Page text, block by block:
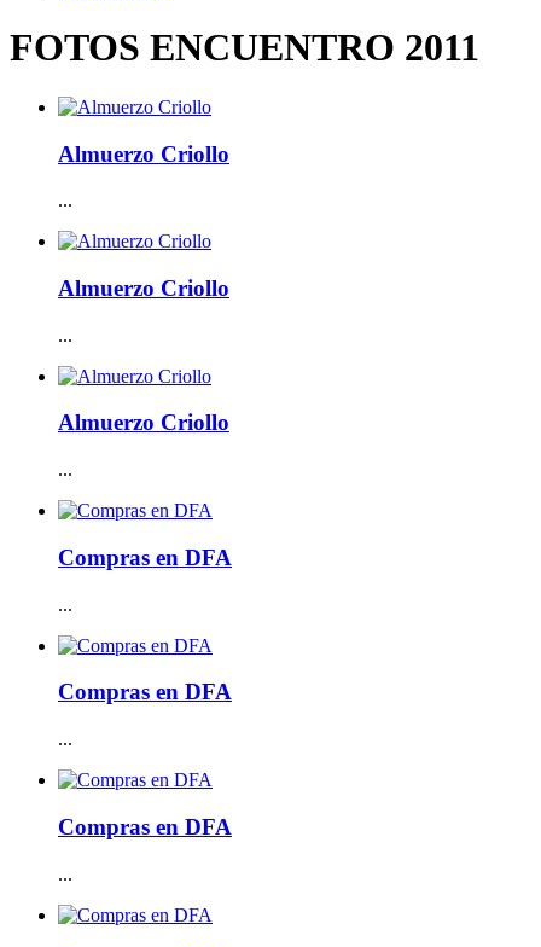
FOTOS ENCUENTRO 2011
Almuerzo Criollo
...
Almuerzo Criollo
...
Almuerzo Criollo
...
Compras en DFA
...
Compras en DFA
...
Compras en DFA
...